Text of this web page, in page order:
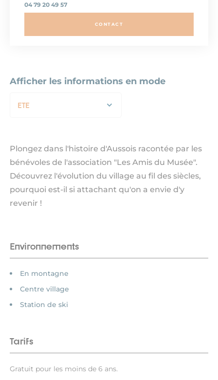
Afficher les informations en mode
ETE
Plongez dans l'histoire d'Aussois racontée par les
bénévoles de l'association "Les Amis du Musée".
Découvrez l'évolution du village au fil des siècles,
pourquoi est-il si attachant qu'on a envie d'y
revenir !
Environnements
En montagne
Centre village
Station de ski
Tarifs
Gratuit pour les moins de 6 ans.
04 79 20 49 57
CONTACT